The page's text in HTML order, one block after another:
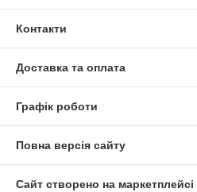
Контакти
Доставка та оплата
Графік роботи
Повна версія сайту
Сайт створено на маркетплейсі